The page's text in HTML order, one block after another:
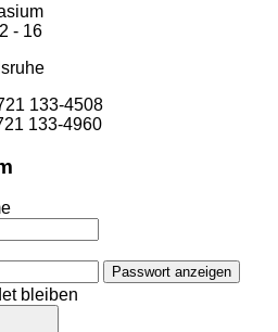
- 16
133-4508
133-4960
Passwort anzeigen
bleiben